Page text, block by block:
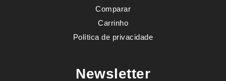
Comparar
Carrinho
Política de privacidade
Newsletter